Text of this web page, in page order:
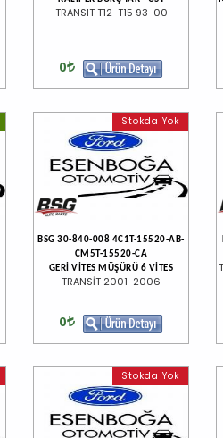
TRANSIT T12-T15 93-00
0
Stokda Yok
BSG 30-840-008 4C1T-15520-AB-
CM5T-15520-CA
GERİ VİTES MÜŞÜRÜ 6 VİTES
TRANSİT 2001-2006
0
Stokda Yok